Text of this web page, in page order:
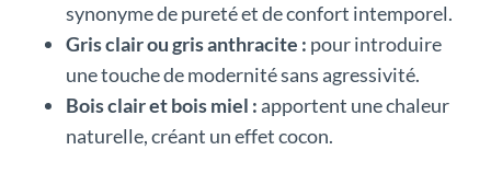
synonyme de pureté et de confort intemporel.
Gris clair ou gris anthracite : pour introduire
une touche de modernité sans agressivité.
Bois clair et bois miel :apportent une chaleur
naturelle, créant un effet cocon.